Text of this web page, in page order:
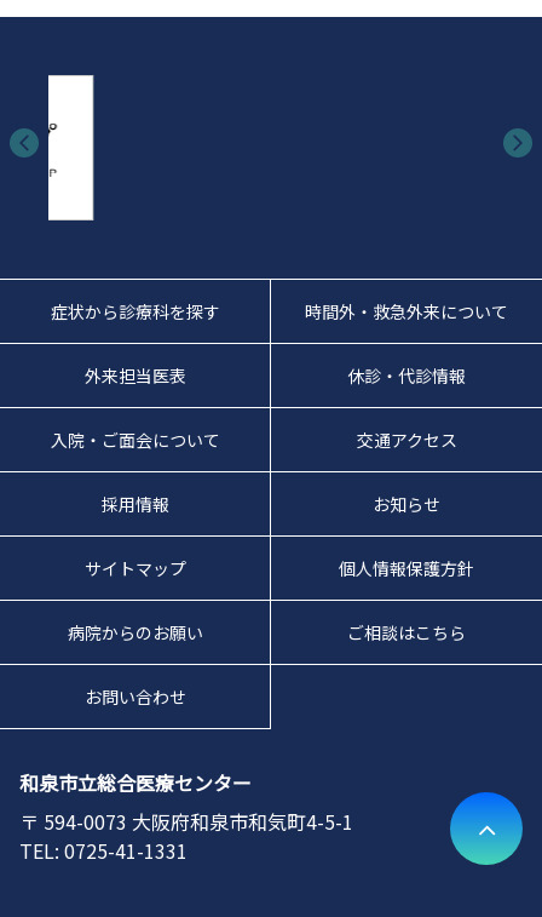
症状から診療科を探す 時間外・救急外来について
外来担当医表 休診・代診情報
入院・ご面会について 交通アクセス
採用情報 お知らせ
サイトマップ 個人情報保護方針
病院からのお願い ご相談はこちら
お問い合わせ
和泉市立総合医療センター
594-0073 大阪府和泉市和気町4-5-1
0725-41-1331